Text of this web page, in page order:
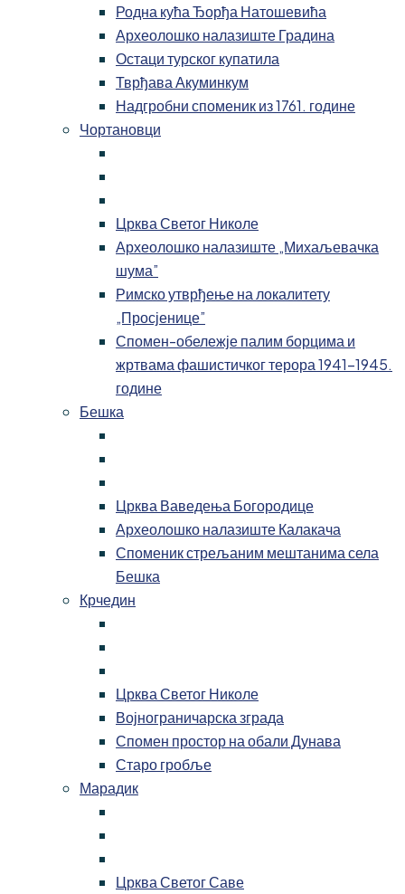
Родна кућа Ђорђа Натошевића
Археолошко налазиште Градина
Остаци турског купатила
Тврђава Акуминкум
Надгробни споменик из 1761. године
Чортановци
Црква Светог Николе
Археолошко налазиште „Михаљевачка
шума”
Римско утврђење на локалитету
„Просјенице”
Спомен-обележје палим борцима и
жртвама фашистичког терора 1941-1945.
године
Бешка
Црква Ваведења Богородице
Археолошко налазиште Калакача
Споменик стрељаним мештанима села
Бешка
Крчедин
Црква Светог Николе
Војнограничарска зграда
Спомен простор на обали Дунава
Старо гробље
Марадик
Црква Светог Саве